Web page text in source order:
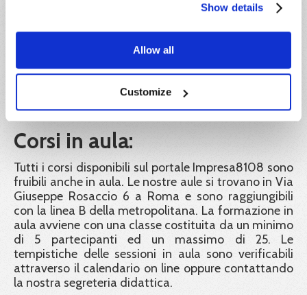
Show details
Allow all
Customize
Le docenze sono tenute da formatori con
Marzo 2013. Tutti i nostri formatori seguono corsi di
aggiornamento periodici obbligatori, al fine di
garantire alle aziende e ai lavoratori una didattica a
norma nei contenuti, e di elevata qualità nelle
modalità di erogazione.
Corsi in aula:
Tutti i corsi disponibili sul portale Impresa8108 sono
fruibili anche in aula. Le nostre aule si trovano in Via
Giuseppe Rosaccio 6 a Roma e sono raggiungibili
con la linea B della metropolitana. La formazione in
aula avviene con una classe costituita da un minimo
di 5 partecipanti ed un massimo di 25. Le
tempistiche delle sessioni in aula sono verificabili
attraverso il calendario on line oppure contattando
la nostra segreteria didattica.